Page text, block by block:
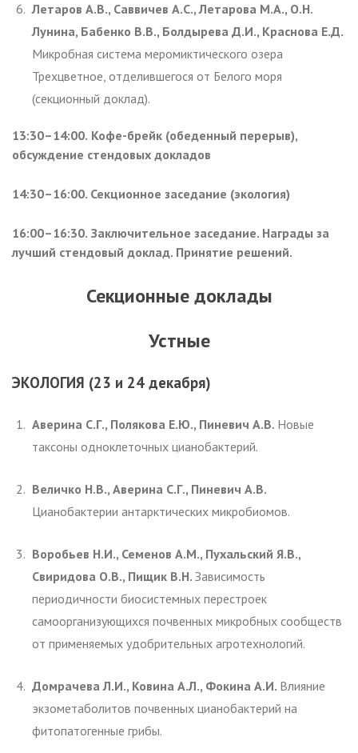
Летаров А.В., Саввичев А.С., Летарова М.А., О.Н.
Лунина, Бабенко В.В., Болдырева Д.И., Краснова Е.Д.
Микробная система меромиктического озера
Трехцветное, отделившегося от Белого моря
(секционный доклад).
13:30–14:00. Кофе-брейк (обеденный перерыв),
обсуждение стендовых докладов
14:30–16:00. Секционное заседание (экология)
16:00–16:30. Заключительное заседание. Награды за
лучший стендовый доклад. Принятие решений.
Секционные доклады
Устные
ЭКОЛОГИЯ (23 и 24 декабря)
Аверина С.Г., Полякова Е.Ю., Пиневич А.В. Новые
таксоны одноклеточных цианобактерий.
Величко Н.В., Аверина С.Г., Пиневич А.В.
Цианобактерии антарктических микробиомов.
Воробьев Н.И., Семенов А.М., Пухальский Я.В.,
Свиридова О.В., Пищик В.Н. Зависимость
периодичности биосистемных перестроек
самоорганизующихся почвенных микробных сообществ
от применяемых удобрительных агротехнологий.
Домрачева Л.И., Ковина А.Л., Фокина А.И. Влияние
экзометаболитов почвенных цианобактерий на
фитопатогенные грибы.